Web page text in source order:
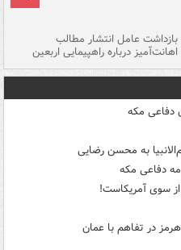
بازداشت عامل انتشار مطالب
اهانت‌آمیز درباره راهپیمایی اربعین
دفاعی مکه
به محسن رضایی
دفاعی مکه
سوی آمریکاست!
در تفاهم با عمان